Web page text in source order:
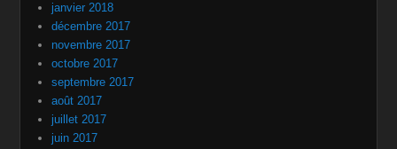
janvier 2018
décembre 2017
novembre 2017
octobre 2017
septembre 2017
août 2017
juillet 2017
juin 2017